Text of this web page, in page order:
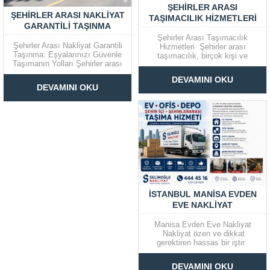
ŞEHIRLER ARASI NAKLIYAT
GARANTILI TAŞINMA
EŞYALARINIZI GÜVENLE
TAŞIMANIN
Şehirler Arası Nakliyat Garantili
Taşınma: Eşyalarınızı Güvenle
Taşımanın Yolları Şehirler arası
nakliyat, yeni bir hayata
nedeniyle ev veya ofis taşımak
zorunda kaldığımızda
DEVAMINI OKU
ŞEHIRLER ARASI
TAŞIMACILIK HIZMETLERI
Şehirler Arası Taşımacılık
Hizmetleri Şehirler arası
taşımacılık, birçok kişi ve
işletme için önemli bir hizmettir.
şekilde taşınması, bu süreçte en
çok dikkat edilmesi gereken
unsurlardan biridir. Bu rehber,
şehirler arası taşımacılık
hizmetleri, fiyatlar ve iletişim...
DEVAMINI OKU
İSTANBUL MANISA EVDEN
EVE NAKLIYAT
Manisa Evden Eve Nakliyat
Nakliyat özen ve dikkat
gerektiren hassas bir iştir.
Taşınma sırasında oluşacak en
DEVAMINI OKU